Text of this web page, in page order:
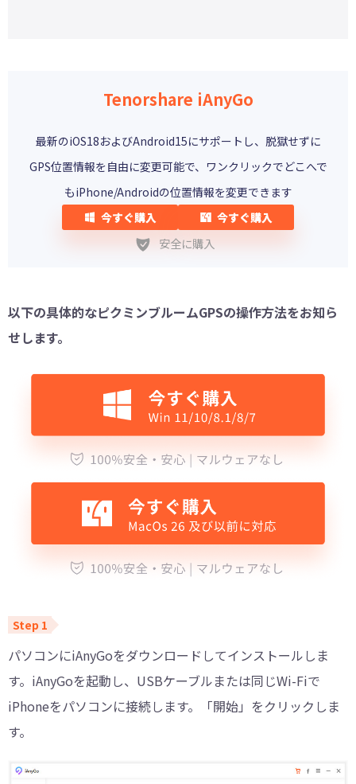
Tenorshare iAnyGo
最新のiOS18およびAndroid15にサポートし、脱獄せずに
GPS位置情報を自由に変更可能で、ワンクリックでどこへで
もiPhone/Androidの位置情報を変更できます
今すぐ購入
今すぐ購入
安全に購入
以下の具体的なピクミンブルームGPSの操作方法をお知ら
せします。
パソコンにiAnyGoをダウンロードしてインストールしま
す。iAnyGoを起動し、USBケーブルまたは同じWi-Fiで
iPhoneをパソコンに接続します。「開始」をクリックしま
す。